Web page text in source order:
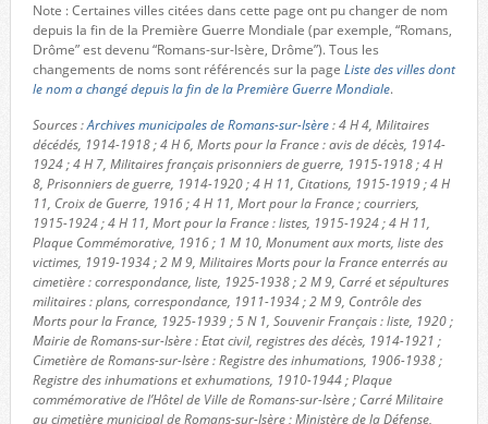
Note : Certaines villes citées dans cette page ont pu changer de nom
depuis la fin de la Première Guerre Mondiale (par exemple, “Romans,
Drôme” est devenu “Romans-sur-Isère, Drôme”). Tous les
changements de noms sont référencés sur la page Liste des villes dont
le nom a changé depuis la fin de la Première Guerre Mondiale.
Sources :Archives municipales de Romans-sur-Isère: 4 H 4, Militaires
décédés, 1914-1918 ; 4 H 6, Morts pour la France : avis de décès, 1914-
1924 ; 4 H 7, Militaires français prisonniers de guerre, 1915-1918 ; 4 H
8, Prisonniers de guerre, 1914-1920 ; 4 H 11, Citations, 1915-1919 ; 4 H
11, Croix de Guerre, 1916 ; 4 H 11, Mort pour la France ; courriers,
1915-1924 ; 4 H 11, Mort pour la France : listes, 1915-1924 ; 4 H 11,
Plaque Commémorative, 1916 ; 1 M 10, Monument aux morts, liste des
victimes, 1919-1934 ; 2 M 9, Militaires Morts pour la France enterrés au
cimetière : correspondance, liste, 1925-1938 ; 2 M 9, Carré et sépultures
militaires : plans, correspondance, 1911-1934 ; 2 M 9, Contrôle des
Morts pour la France, 1925-1939 ; 5 N 1, Souvenir Français : liste, 1920 ;
Mairie de Romans-sur-Isère : Etat civil, registres des décès, 1914-1921 ;
Cimetière de Romans-sur-Isère : Registre des inhumations, 1906-1938 ;
Registre des inhumations et exhumations, 1910-1944 ; Plaque
commémorative de l’Hôtel de Ville de Romans-sur-Isère ; Carré Militaire
au cimetière municipal de Romans-sur-Isère ; Ministère de la Défense,